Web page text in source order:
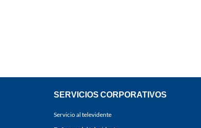
SERVICIOS CORPORATIVOS
Servicio al televidente